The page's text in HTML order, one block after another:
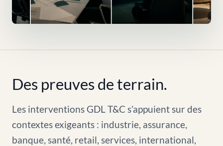
Des preuves de terrain.
Les interventions GDL T&C s’appuient sur des
contextes exigeants : industrie, assurance,
banque, santé, retail, services, international,